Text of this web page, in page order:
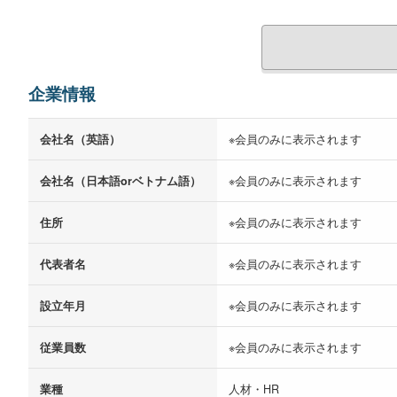
企業情報
会社名（英語） ※会員のみに表示されます
会社名（日本語orベトナム語） ※会員のみに表示されます
住所 ※会員のみに表示されます
代表者名 ※会員のみに表示されます
設立年月 ※会員のみに表示されます
従業員数 ※会員のみに表示されます
業種 人材・HR